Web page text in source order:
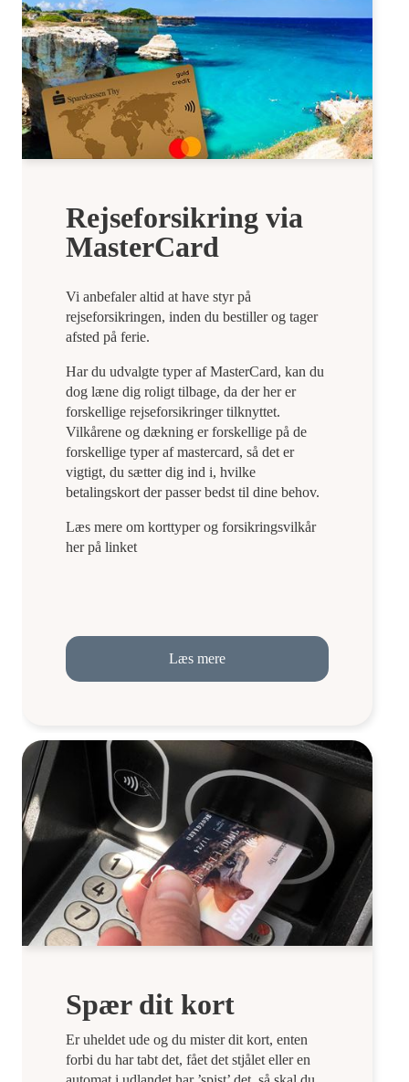
Rejseforsikring via
MasterCard
Vi anbefaler altid at have styr på
rejseforsikringen, inden du bestiller og tager
afsted på ferie.
Har du udvalgte typer af MasterCard, kan du
dog læne dig roligt tilbage, da der her er
forskellige rejseforsikringer tilknyttet.
Vilkårene og dækning er forskellige på de
forskellige typer af mastercard, så det er
vigtigt, du sætter dig ind i, hvilke
betalingskort der passer bedst til dine behov.
Læs mere om korttyper og forsikringsvilkår
her på linket
Læs mere
Spær dit kort
Er uheldet ude og du mister dit kort, enten
forbi du har tabt det, fået det stjålet eller en